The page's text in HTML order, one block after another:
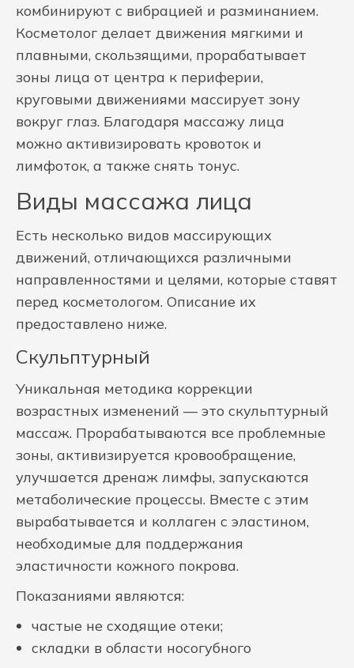
комбинируют с вибрацией и разминанием.
Косметолог делает движения мягкими и
плавными, скользящими, прорабатывает
зоны лица от центра к периферии,
круговыми движениями массирует зону
вокруг глаз. Благодаря массажу лица
можно активизировать кровоток и
лимфоток, а также снять тонус.
Виды массажа лица
Есть несколько видов массирующих
движений, отличающихся различными
направленностями и целями, которые ставят
перед косметологом. Описание их
предоставлено ниже.
Скульптурный
Уникальная методика коррекции
возрастных изменений — это скульптурный
массаж. Прорабатываются все проблемные
зоны, активизируется кровообращение,
улучшается дренаж лимфы, запускаются
метаболические процессы. Вместе с этим
вырабатывается и коллаген с эластином,
необходимые для поддержания
эластичности кожного покрова.
Показаниями являются:
частые не сходящие отеки;
складки в области носогубного